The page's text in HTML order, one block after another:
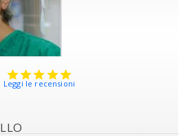
Leggi le recensioni